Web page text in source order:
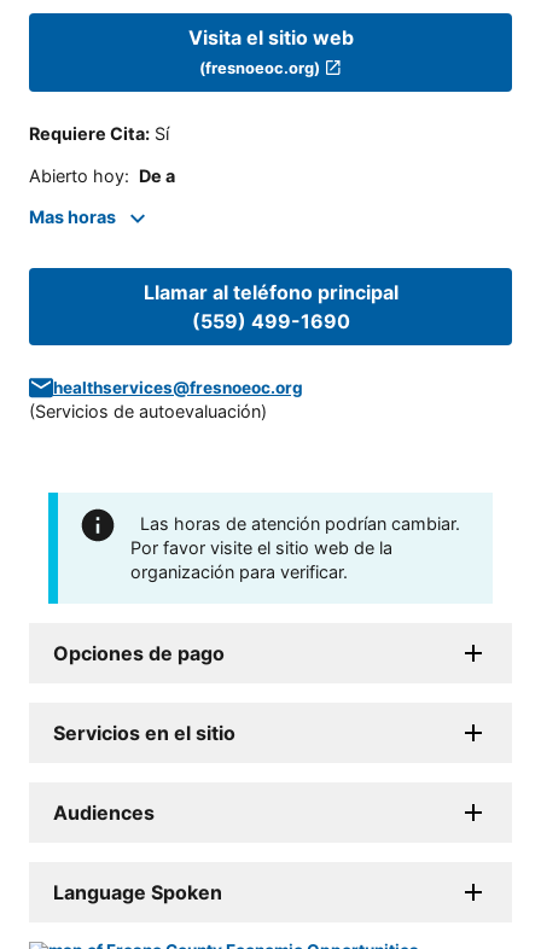
Visita el sitio web
(fresnoeoc.org)
Requiere Cita: Sí
Abierto hoy: De a
Mas horas
Llamar al teléfono principal
(559) 499-1690
healthservices@fresnoeoc.org
(Servicios de autoevaluación)
Las horas de atención podrían cambiar.
Por favor visite el sitio web de la
organización para verificar.
Opciones de pago
Servicios en el sitio
Audiences
Language Spoken